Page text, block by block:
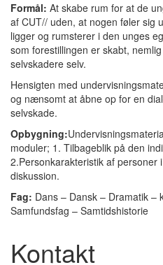
Formål: At skabe rum for at de
af CUT// uden, at nogen føler sig
ligger og rumsterer i den unges
som forestillingen er skabt,
selvskadere selv.
Hensigten med
og nænsomt at åbne op for en
selvskade.
Opbygning:
moduler; 1. Tilbageblik på den
2.Personkarakteristik af personer
diskussion.
Fag: Dans – Dansk – Dramatik –
Samfundsfag – Samtidshistorie
Kontakt